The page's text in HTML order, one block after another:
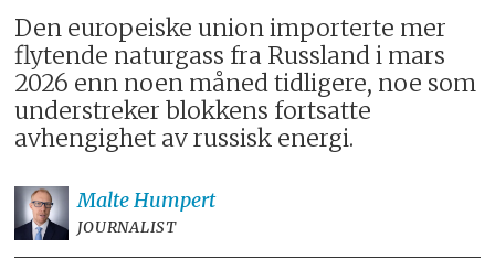
Den europeiske union importerte mer
flytende naturgass fra Russland i mars
2026 enn noen måned tidligere, noe som
understreker blokkens fortsatte
avhengighet av russisk energi.
MalteHumpert
JOURNALIST